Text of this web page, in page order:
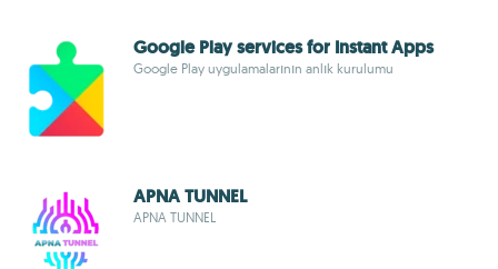
Google Play services for Instant Apps
Google Play uygulamalarının anlık kurulumu
APNA TUNNEL
APNA TUNNEL